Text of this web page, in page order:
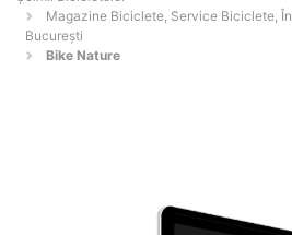
Magazine Biciclete, Service Biciclete,
Bucureşti
Bike Nature